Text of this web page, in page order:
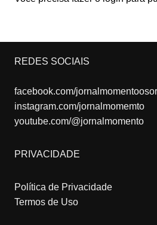
REDES SOCIAIS
facebook.com/
instagram.com/jornalmomemto
youtube.com/@jornalmomento
PRIVACIDADE
Política de Privacidade
Termos de Uso